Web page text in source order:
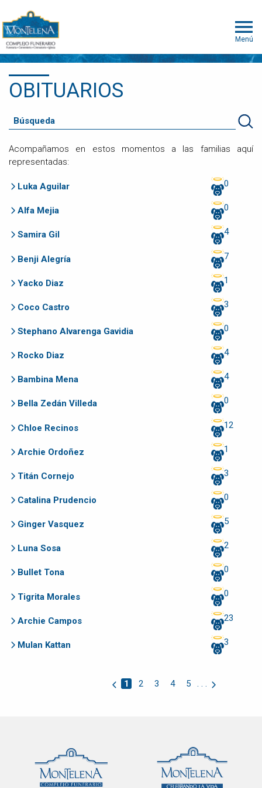
Menú
OBITUARIOS
Acompañamos en estos momentos a las familias aquí
representadas:
Luka Aguilar 0
Alfa Mejia 0
Samira Gil 4
Benji Alegría 7
Yacko Diaz 1
Coco Castro 3
Stephano Alvarenga Gavidia 0
Rocko Diaz 4
Bambina Mena 4
Bella Zedán Villeda 0
Chloe Recinos 12
Archie Ordoñez 1
Titán Cornejo 3
Catalina Prudencio 0
Ginger Vasquez 5
Luna Sosa 2
Bullet Tona 0
Tigrita Morales 0
Archie Campos 23
Mulan Kattan 3
1 2 3 4 5 . . .